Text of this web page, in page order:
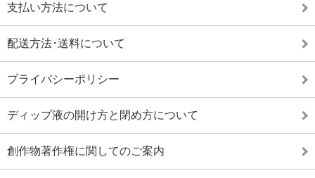
支払い方法について
配送方法･送料について
プライバシーポリシー
ディップ液の開け方と閉め方について
創作物著作権に関してのご案内